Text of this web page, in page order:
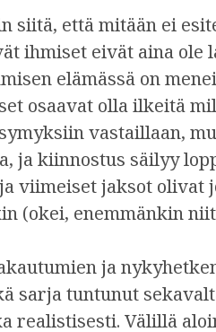
siitä, että mitään ei
ihmiset eivät aina ole
elämässä on
osaavat olla ilkeitä
vastaillaan,
ja kiinnostus säilyy
viimeiset jaksot olivat
(okei, enemmänkin
ja
sarja tuntunut
realistisesti. Välillä